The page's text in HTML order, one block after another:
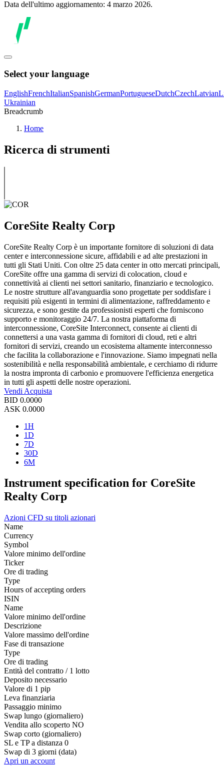
Data dell'ultimo aggiornamento: 4 marzo 2026.
Select your language
EnglishFrenchItalianSpanishGermanPortugueseDutchCzechLatvian
Ukrainian
Breadcrumb
Home
Ricerca di strumenti
CoreSite Realty Corp
CoreSite Realty Corp è un importante fornitore di soluzioni di data
center e interconnessione sicure, affidabili e ad alte prestazioni in
tutti gli Stati Uniti. Con oltre 25 data center in otto mercati principali,
CoreSite offre una gamma di servizi di colocation, cloud e
connettività ai clienti nei settori sanitario, finanziario e tecnologico.
Le nostre strutture all'avanguardia sono progettate per soddisfare i
requisiti più esigenti in termini di alimentazione, raffreddamento e
sicurezza, e sono gestite da professionisti esperti che forniscono
supporto e monitoraggio 24/7. La nostra piattaforma di
interconnessione, CoreSite Interconnect, consente ai clienti di
connettersi a una vasta gamma di fornitori di cloud, reti e altri
fornitori di servizi, creando un ecosistema altamente interconnesso
che facilita la collaborazione e l'innovazione. Siamo impegnati nella
sostenibilità e nella responsabilità ambientale, e cerchiamo di ridurre
la nostra impronta di carbonio e promuovere l'efficienza energetica
in tutti gli aspetti delle nostre operazioni.
Vendi Acquista
BID 0.0000
ASK 0.0000
1H
1D
7D
30D
6M
Instrument specification for CoreSite
Realty Corp
Azioni CFD su titoli azionari
Name
Currency
Symbol
Valore minimo dell'ordine
Ticker
Ore di trading
Type
Hours of accepting orders
ISIN
Name
Valore minimo dell'ordine
Descrizione
Valore massimo dell'ordine
Fase di transazione
Type
Ore di trading
Entità del contratto / 1 lotto
Deposito necessario
Valore di 1 pip
Leva finanziaria
Passaggio minimo
Swap lungo (giornaliero)
Vendita allo scoperto NO
Swap corto (giornaliero)
SL e TP a distanza 0
Swap di 3 giorni (data)
Apri un account